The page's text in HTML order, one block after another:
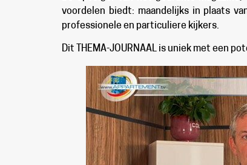
voordelen biedt: maandelijks in plaats
professionele en particuliere kijkers.
Dit THEMA-JOURNAAL is uniek met een